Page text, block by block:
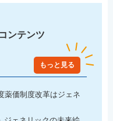
ンテンツ
もっと見る
薬価制度改革はジェネ